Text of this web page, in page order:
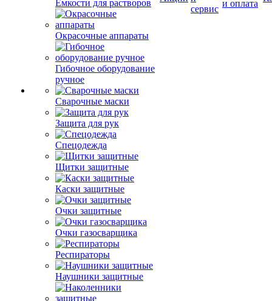
Емкости для растворов
Окрасочные аппараты
Гибочное оборудование
ручное
Сварочные маски
Защита для рук
Спецодежда
Щитки защитные
Каски защитные
Очки защитные
Очки газосварщика
Респираторы
Наушники защитные
сервис
и оплата